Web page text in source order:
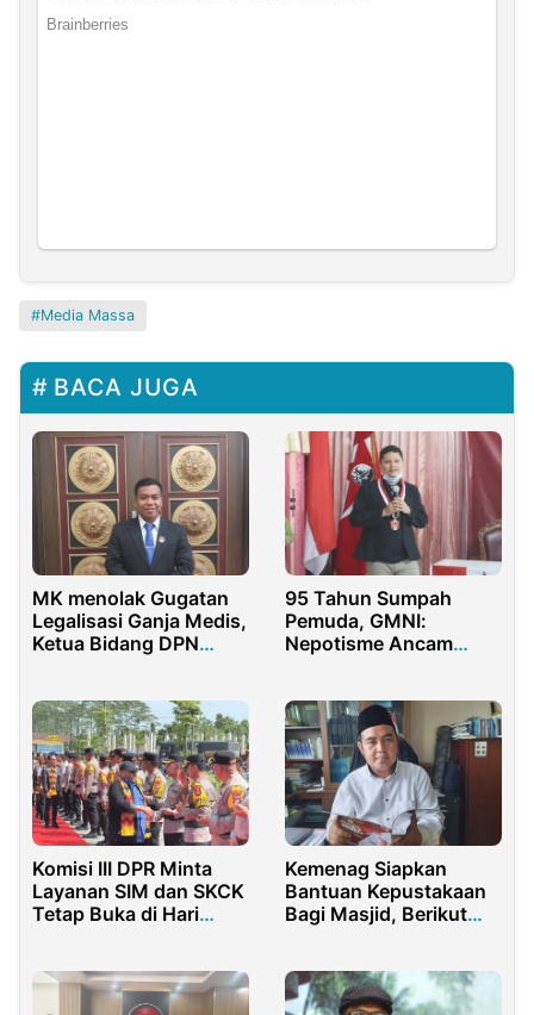
Media Massa
BACA JUGA
MK menolak Gugatan
Legalisasi Ganja Medis,
Ketua Bidang DPN
95 Tahun Sumpah
Pemuda, GMNI:
Nepotisme Ancam
Komisi III DPR Minta
Layanan SIM dan SKCK
Tetap Buka di Hari
Kemenag Siapkan
Bantuan Kepustakaan
Bagi Masjid, Berikut